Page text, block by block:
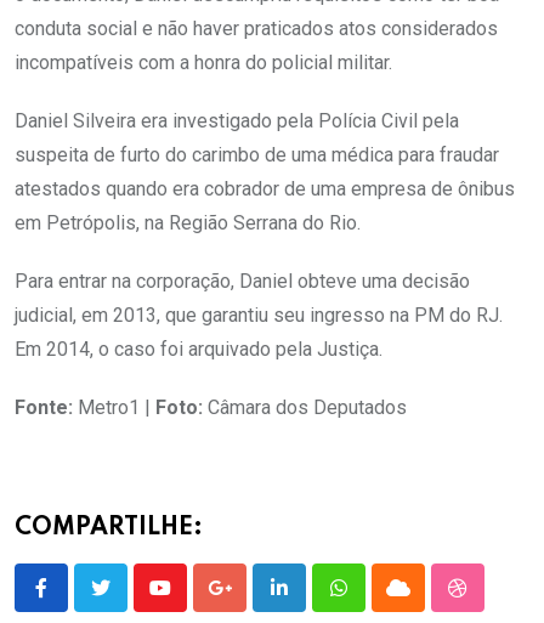
conduta social e não haver praticados atos considerados
incompatíveis com a honra do policial militar.
Daniel Silveira era investigado pela Polícia Civil pela
suspeita de furto do carimbo de uma médica para fraudar
atestados quando era cobrador de uma empresa de ônibus
em Petrópolis, na Região Serrana do Rio.
Para entrar na corporação, Daniel obteve uma decisão
judicial, em 2013, que garantiu seu ingresso na PM do RJ.
Em 2014, o caso foi arquivado pela Justiça.
Fonte: Metro1 | Foto: Câmara dos Deputados
COMPARTILHE:
YoutubeGoogle+LinkedInWhatsappCloud